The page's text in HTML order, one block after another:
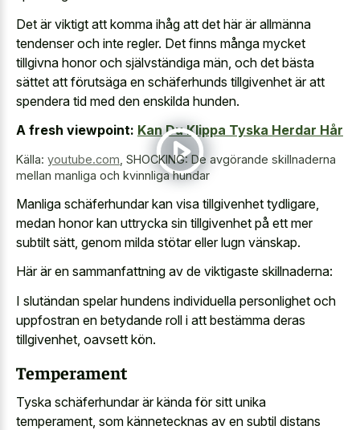
Det är viktigt att komma ihåg att det här är allmänna
tendenser och inte regler. Det finns många mycket
tillgivna honor och självständiga män, och det bästa
sättet att förutsäga en schäferhunds tillgivenhet är att
spendera tid med den enskilda hunden.
A fresh viewpoint: Kan Du Klippa Tyska Herdar Hår
Källa: youtube.com SHOCKING: De avgörande skillnaderna
mellan manliga och kvinnliga hundar
Manliga schäferhundar kan visa tillgivenhet tydligare,
medan honor kan uttrycka sin tillgivenhet på ett mer
subtilt sätt, genom milda stötar eller lugn vänskap.
Här är en sammanfattning av de viktigaste skillnaderna:
I slutändan spelar hundens individuella personlighet och
uppfostran en betydande roll i att bestämma deras
tillgivenhet, oavsett kön.
Temperament
Tyska schäferhundar är kända för sitt unika
temperament, som kännetecknas av en subtil distans